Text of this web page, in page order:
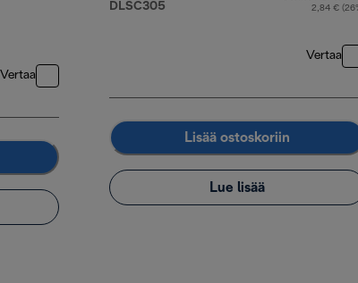
Vertaa
DLSC305
2,84 €
Vertaa
Lisää ostoskoriin
Lue lisää